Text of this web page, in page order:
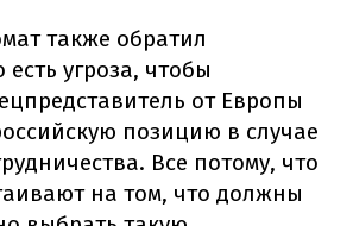
также обратил
угроза, чтобы
от Европы
позицию в случае
Все потому, что
на том, что должны